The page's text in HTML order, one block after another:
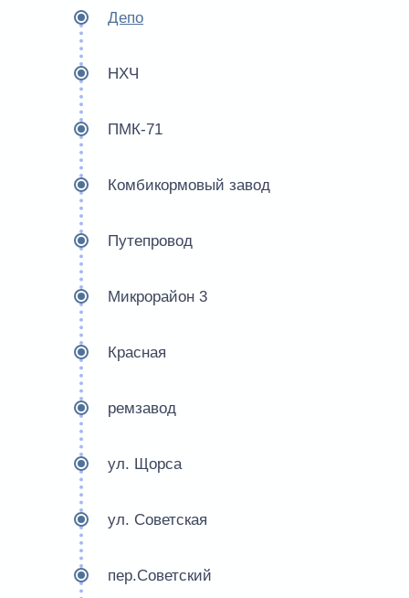
Депо
НХЧ
ПМК-71
Комбикормовый завод
Путепровод
Микрорайон 3
Красная
ремзавод
ул. Щорса
ул. Советская
пер.Советский